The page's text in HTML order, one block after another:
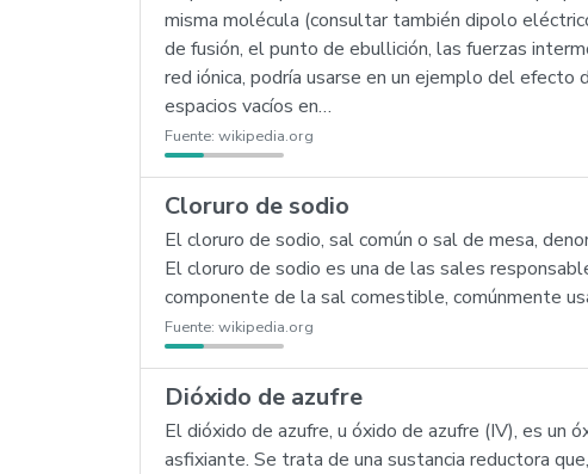
misma molécula (consultar también dipolo
de fusión, el punto de ebullición, las fuerzas
red iónica, podría usarse en un ejemplo del
espacios vacíos en…
Fuente: wikipedia.org
Cloruro de sodio
El cloruro de sodio, sal común o sal de mesa,
El cloruro de sodio es una de las sales
componente de la sal comestible, comúnmente
Fuente: wikipedia.org
Dióxido de azufre
El dióxido de azufre, u óxido de azufre (IV), es un
asfixiante. Se trata de una sustancia reductora